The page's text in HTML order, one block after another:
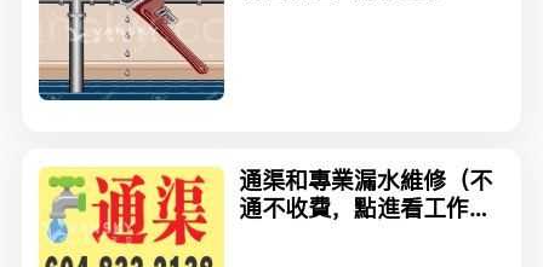
通渠和專業漏水維修（不
通不收費，點進看工作